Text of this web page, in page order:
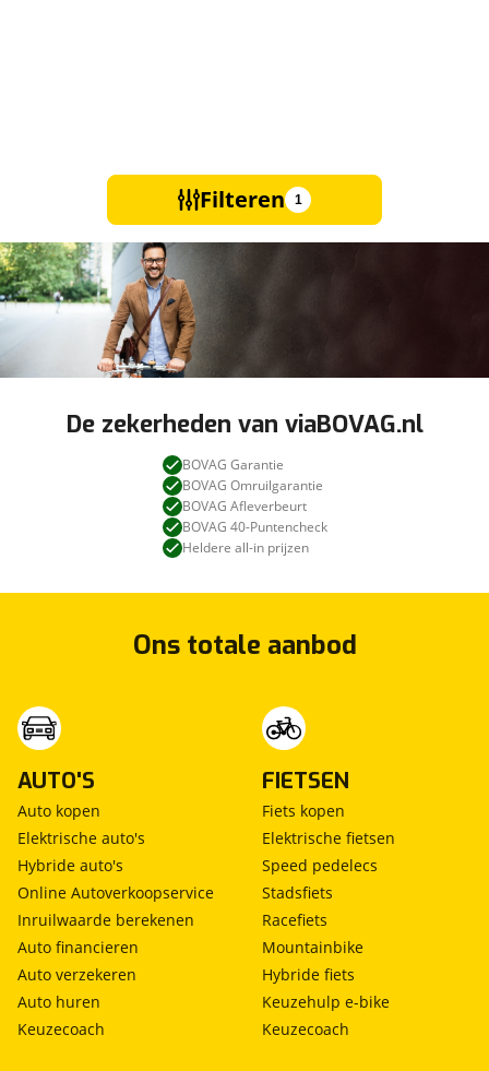
Filteren 1
De zekerheden van viaBOVAG.nl
BOVAG Garantie
BOVAG Omruilgarantie
BOVAG Afleverbeurt
BOVAG 40-Puntencheck
Heldere all-in prijzen
Ons totale aanbod
AUTO'S
Auto kopen
Elektrische auto's
Hybride auto's
Online Autoverkoopservice
Inruilwaarde berekenen
Auto financieren
Auto verzekeren
Auto huren
Keuzecoach
FIETSEN
Fiets kopen
Elektrische fietsen
Speed pedelecs
Stadsfiets
Racefiets
Mountainbike
Hybride fiets
Keuzehulp e-bike
Keuzecoach